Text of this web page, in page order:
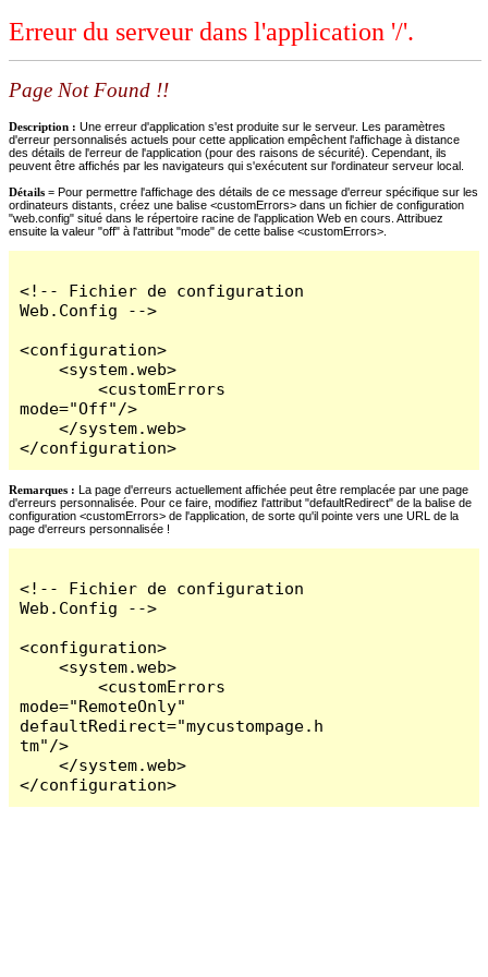
Erreur du serveur dans l'application '/'.
Page Not Found !!
Description : Une erreur d'application s'est produite sur le serveur. Les paramètres
d'erreur personnalisés actuels pour cette application empêchent l'affichage à distance
des détails de l'erreur de l'application (pour des raisons de sécurité). Cependant, ils
peuvent être affichés par les navigateurs qui s'exécutent sur l'ordinateur serveur local.
Détails = Pour permettre l'affichage des détails de ce message d'erreur spécifique sur les
ordinateurs distants, créez une balise <customErrors> dans un fichier de configuration
"web.config" situé dans le répertoire racine de l'application Web en cours. Attribuez
ensuite la valeur "off" à l'attribut "mode" de cette balise <customErrors>.
<!-- Fichier de configuration
Web.Config -->
<configuration>
    <system.web>
        <customErrors
mode="Off"/>
    </system.web>
</configuration>
Remarques : La page d'erreurs actuellement affichée peut être remplacée par une page
d'erreurs personnalisée. Pour ce faire, modifiez l'attribut "defaultRedirect" de la balise de
configuration <customErrors> de l'application, de sorte qu'il pointe vers une URL de la
page d'erreurs personnalisée !
<!-- Fichier de configuration
Web.Config -->
<configuration>
    <system.web>
        <customErrors
mode="RemoteOnly"
defaultRedirect="mycustompage.h
tm"/>
    </system.web>
</configuration>